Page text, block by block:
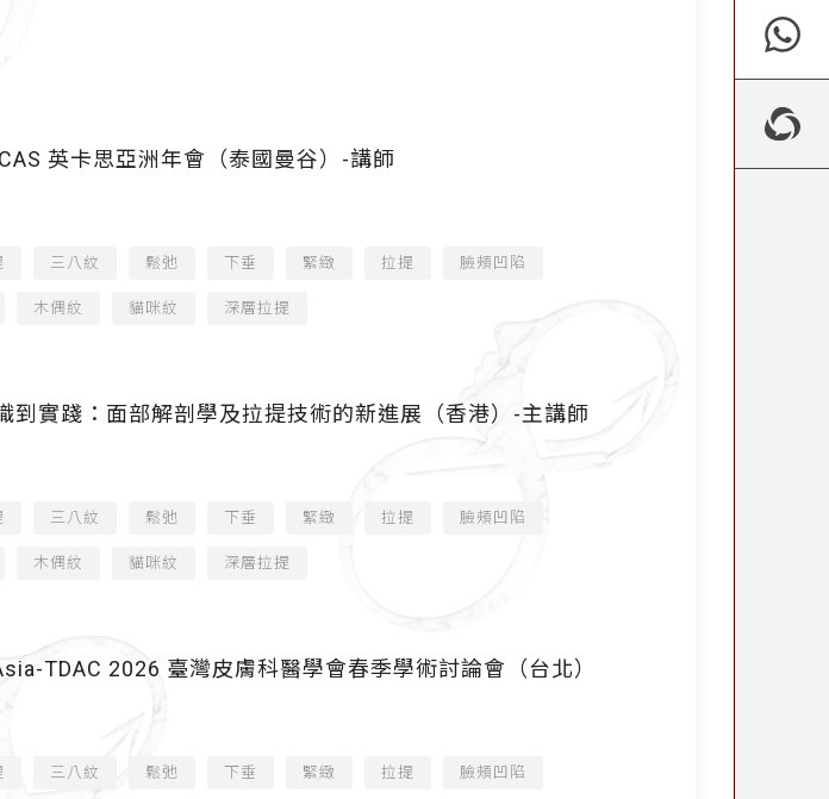
英卡思亞洲年會（泰國曼谷）-講師
三八紋 鬆弛 下垂 緊緻 拉提 臉頰凹陷
木偶紋 貓咪紋 深層拉提
到實踐：面部解剖學及拉提技術的新進展（香港）-主講師
三八紋 鬆弛 下垂 緊緻 拉提 臉頰凹陷
木偶紋 貓咪紋 深層拉提
TDAC 2026 臺灣皮膚科醫學會春季學術討論會（台北）
三八紋 鬆弛 下垂 緊緻 拉提 臉頰凹陷